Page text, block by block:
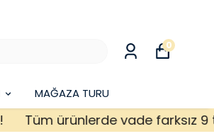
MAĞAZA TURU
0
Tüm ürünlerde vade farksız 9